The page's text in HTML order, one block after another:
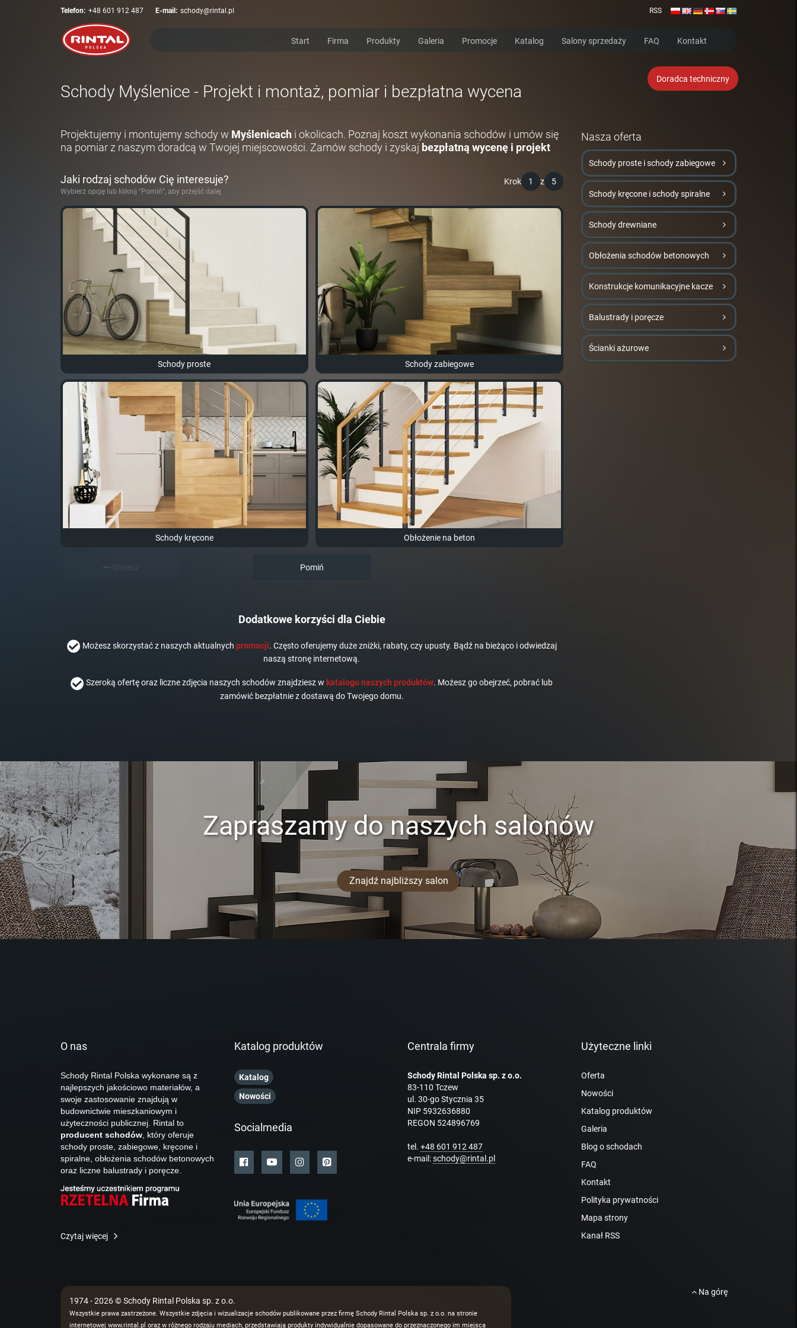
Telefon: +48 601 912 487 E-mail: schody@rintal.pl RSS
Start Firma Produkty Galeria Promocje Katalog Salony sprzedaży FAQ Kontakt
Doradca techniczny
Schody Myślenice - Projekt i montaż, pomiar i bezpłatna wycena
Projektujemy i montujemy schody w Myślenicach i okolicach. Poznaj koszt wykonania schodów i umów się
na pomiar z naszym doradcą w Twojej miejscowości. Zamów schody i zyskaj bezpłatną wycenę i projekt
Krok 1 z 5
Jaki rodzaj schodów Cię interesuje?
Wybierz opcję lub kliknij "Pomiń", aby przejść dalej
Schody proste Schody zabiegowe
Schody kręcone Obłożenie na beton
Pomiń
Dodatkowe korzyści dla Ciebie
Możesz skorzystać z naszych aktualnych promocji. Często oferujemy duże zniżki, rabaty, czy upusty. Bądź na bieżąco i odwiedzaj
naszą stronę internetową.
Szeroką ofertę oraz liczne zdjęcia naszych schodów znajdziesz w katalogu naszych produktów. Możesz go obejrzeć, pobrać lub
zamówić bezpłatnie z dostawą do Twojego domu.
Nasza oferta
Schody proste i schody zabiegowe
Schody kręcone i schody spiralne
Schody drewniane
Obłożenia schodów betonowych
Konstrukcje komunikacyjne kacze
Balustrady i poręcze
Ścianki ażurowe
Zapraszamy do naszych salonów
Znajdź najbliższy salon
O nas
Schody Rintal Polska wykonane są z
najlepszych jakościowo materiałów, a
swoje zastosowanie znajdują w
budownictwie mieszkaniowym i
użyteczności publicznej. Rintal to
producent schodów , który oferuje
schody proste, zabiegowe, kręcone i
spiralne, obłożenia schodów betonowych
oraz liczne balustrady i poręcze.
Czytaj więcej
Katalog produktów
Katalog
Nowości
Socialmedia
Centrala firmy
Schody Rintal Polska sp. z o.o.
83-110 Tczew
ul. 30-go Stycznia 35
NIP 5932636880
REGON 524896769
tel. +48 601 912 487
e-mail:schody@rintal.pl
Użyteczne linki
Oferta
Nowości
Katalog produktów
Galeria
Blog o schodach
FAQ
Kontakt
Polityka prywatności
Mapa strony
Kanał RSS
1974 - 2026 © Schody Rintal Polska sp. z o.o.
Wszystkie prawa zastrzeżone. Wszystkie zdjęcia i wizualizacje schodów publikowane przez firmę Schody Rintal Polska sp. z o.o. na stronie
internetowej www.rintal.pl oraz w różnego rodzaju mediach, przedstawiają produkty indywidualnie dopasowane do przeznaczonego im miejsca
Na górę